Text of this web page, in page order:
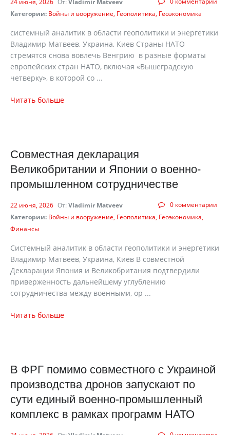
24 июня, 2026 От: Vladimir Matveev
Категории: Войны и вооружение Геополитика Геоэкономика
cистемный аналитик в области геополитики и энергетики
Владимир Матвеев, Украина, Киев Страны НАТО
стремятся снова вовлечь Венгрию в разные форматы
европейских стран НАТО, включая «Вышеградскую
четверку», в которой со ...
Читать больше
Совместная декларация
Великобритании и Японии о военно-
промышленном сотрудничестве
0 комментарии
22 июня, 2026 От: Vladimir Matveev
Категории: Войны и вооружение Геополитика Геоэкономика
Финансы
Системный аналитик в области геополитики и энергетики
Владимир Матвеев, Украина, Киев В совместной
Декларации Япония и Великобритания подтвердили
приверженность дальнейшему углублению
сотрудничества между военными, ор ...
Читать больше
В ФРГ помимо совместного с Украиной
производства дронов запускают по
сути единый военно-промышленный
комплекс в рамках программ НАТО